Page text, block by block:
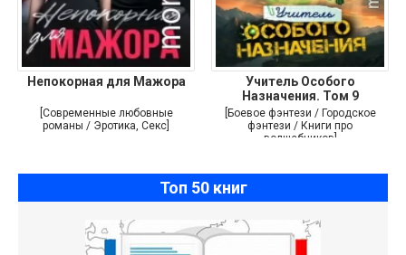
Непокорная для Мажора
[Современные любовные
романы / Эротика, Секс]
Учитель Особого
Назначения. Том 9
[Боевое фэнтези / Городское
фэнтези / Книги про
волшебников]
Топ 50 книг